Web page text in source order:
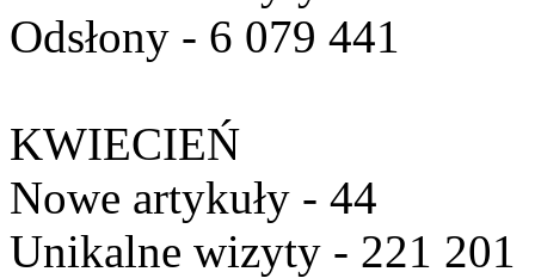
Odsłony - 6 079 441
KWIECIEŃ
Nowe artykuły - 44
Unikalne wizyty - 221 201